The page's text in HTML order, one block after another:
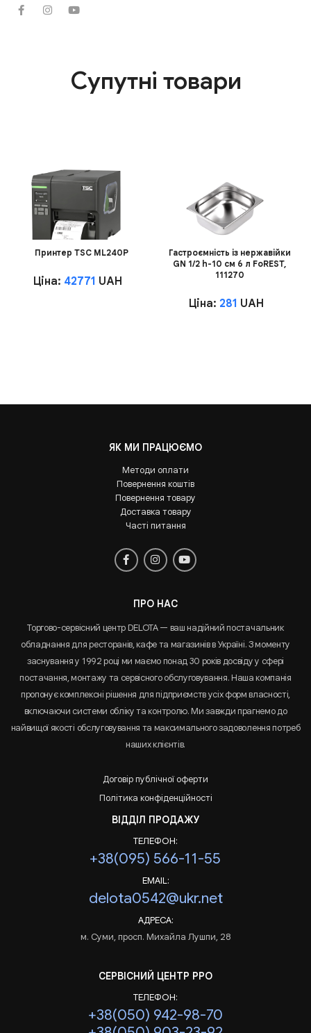
Супутні товари
Принтер TSC ML240P
Ціна: 42771 UAH
Гастроємність із нержавійки
GN 1/2 h-10 см 6 л FoREST,
111270
Ціна: 281 UAH
ЯК МИ ПРАЦЮЄМО
Методи оплати
Повернення коштів
Повернення товару
Доставка товару
Часті питання
ПРО НАС
Торгово-сервісний центр DELOTA — ваш надійний постачальник
обладнання для ресторанів, кафе та магазинів в Україні. З моменту
заснування у 1992 році ми маємо понад 30 років досвіду у сфері
постачання, монтажу та сервісного обслуговування. Наша компанія
пропонує комплексні рішення для підприємств усіх форм власності,
включаючи системи обліку та контролю. Ми завжди прагнемо до
найвищої якості обслуговування та максимального задоволення потреб
наших клієнтів.
Договір публічної оферти
Політика конфіденційності
ВІДДІЛ ПРОДАЖУ
ТЕЛЕФОН:
+38(095) 566-11-55
EMAIL:
delota0542@ukr.net
АДРЕСА:
м. Суми, просп. Михайла Лушпи, 28
СЕРВІСНИЙ ЦЕНТР РРО
ТЕЛЕФОН:
+38(050) 942-98-70